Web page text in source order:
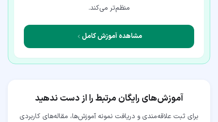
منظم‌تر می‌کند.
مشاهده آموزش کامل
آموزش‌های رایگان مرتبط را از دست ندهید
برای ثبت علاقه‌مندی و دریافت نمونه آموزش‌ها، مقاله‌های کاربردی